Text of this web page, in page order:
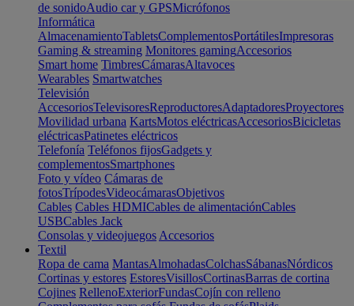
de sonidoAudio car y GPSMicrófonos
Informática
AlmacenamientoTabletsComplementosPortátilesImpresoras
Gaming & streaming Monitores gamingAccesorios
Smart home TimbresCámarasAltavoces
Wearables Smartwatches
Televisión
AccesoriosTelevisoresReproductoresAdaptadoresProyectores
Movilidad urbana KartsMotos eléctricasAccesoriosBicicletas
eléctricasPatinetes eléctricos
Telefonía Teléfonos fijosGadgets y
complementosSmartphones
Foto y vídeo Cámaras de
fotosTrípodesVideocámarasObjetivos
Cables Cables HDMICables de alimentaciónCables
USBCables Jack
Consolas y videojuegos Accesorios
Textil
Ropa de cama MantasAlmohadasColchasSábanasNórdicos
Cortinas y estores EstoresVisillosCortinasBarras de cortina
Cojines RellenoExteriorFundasCojín con relleno